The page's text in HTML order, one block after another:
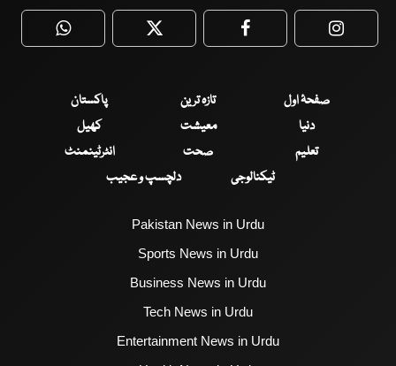
WhatsApp Twitter Facebook
صفحۂ اول تازہ ترین
پاکستان
دنیا
معیشت
کھیل
تعلیم
صحت
انٹرٹینمنٹ
ٹیکنالوجی
دلچسپ و عجیب
Pakistan News in Urdu
Sports News in Urdu
Business News in Urdu
Tech News in Urdu
Entertainment News in Urdu